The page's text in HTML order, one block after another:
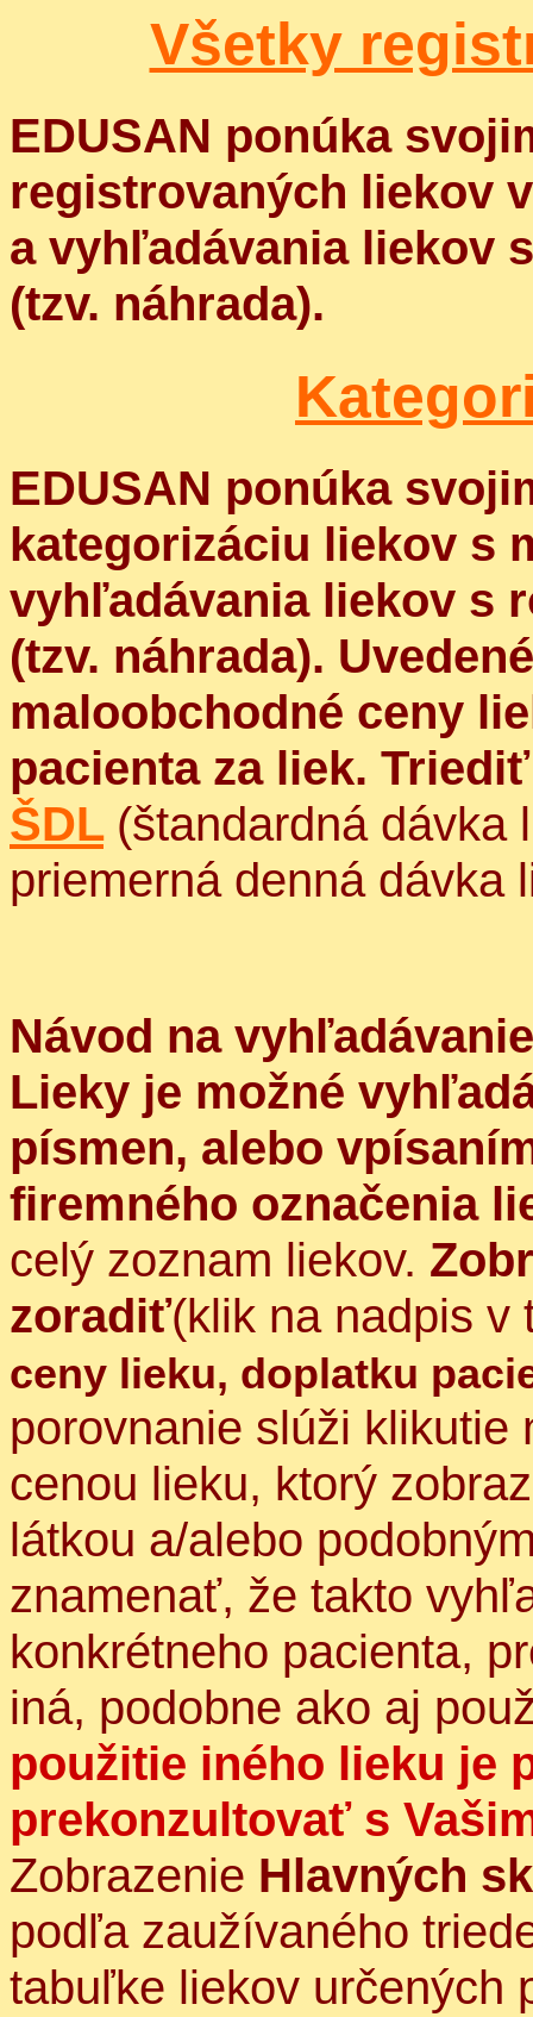
Všetky
EDUSAN ponúka
registrovaných liekov
a vyhľadávania liekov
(tzv. náhrada).
EDUSAN ponúka
kategorizáciu liekov s
vyhľadávania liekov s
(tzv. náhrada).
maloobchodné ceny
pacienta za liek.
ŠDL (štandardná dávka
priemerná denná dávka
Návod na
Lieky je možné
písmen, alebo
firemného označenia
celý zoznam liekov.
zoradiť(klik na nadpis
ceny lieku, doplatku
porovnanie slúži
cenou lieku, ktorý
látkou a/alebo
znamenať, že takto
konkrétneho pacienta,
iná, podobne ako aj
použitie iného lieku je
prekonzultovať s
Zobrazenie Hlavných
podľa zaužívaného
tabuľke liekov určených